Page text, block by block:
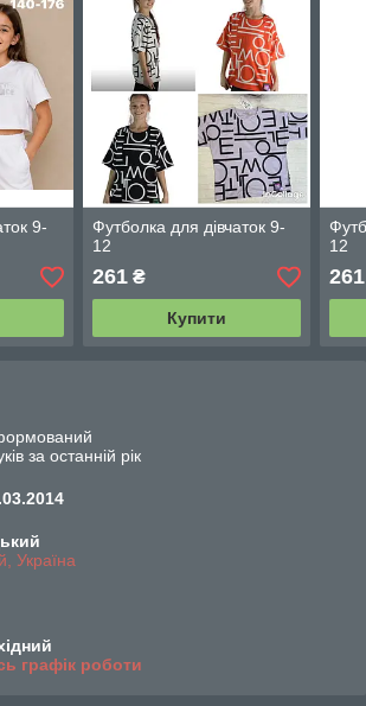
9-
Футболка для дівчаток 9-
12
261₴
Купити
12
261
за останній рік
Україна
графік роботи